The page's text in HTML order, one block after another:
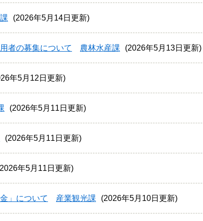
2026年5月14日更新
者の募集について 農林水産課 2026年5月13日更新
年5月12日更新
2026年5月11日更新
2026年5月11日更新
2026年5月11日更新
」について 産業観光課 2026年5月10日更新